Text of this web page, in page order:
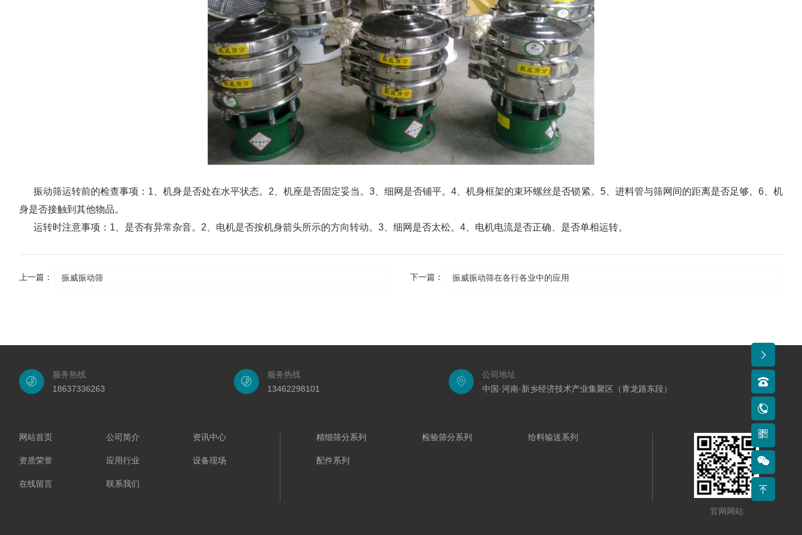
振动筛运转前的检查事项：1、机身是否处在水平状态。2、机座是否固定妥当。3、细网是否铺平。4、机身框架的束环螺丝是否锁紧。5、进料管与筛网间的距离是否足够。6、机
身是否接触到其他物品。
运转时注意事项：1、是否有异常杂音。2、电机是否按机身箭头所示的方向转动。3、细网是否太松。4、电机电流是否正确、是否单相运转。
上一篇： 振威振动筛 下一篇： 振威振动筛在各行各业中的应用
服务热线
18637336263
服务热线
13462298101
公司地址
中国·河南·新乡经济技术产业集聚区（青龙路东段）
网站首页 公司简介 资讯中心
资质荣誉 应用行业 设备现场
在线留言 联系我们
精细筛分系列 检验筛分系列 给料输送系列
配件系列
官网网站